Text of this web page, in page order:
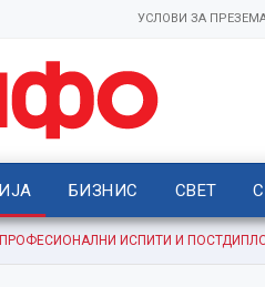
УСЛОВИ ЗА
БИЗНИС СВЕТ
ИСПИТИ И